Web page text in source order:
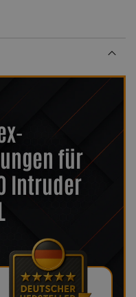
für
Intruder